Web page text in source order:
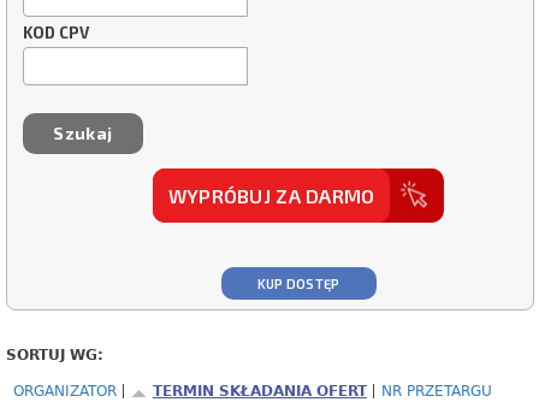
KOD CPV
WYPRÓBUJ ZA DARMO
KUP DOSTĘP
SORTUJ WG:
ORGANIZATOR TERMIN SKŁADANIA OFERT NR PRZETARGU